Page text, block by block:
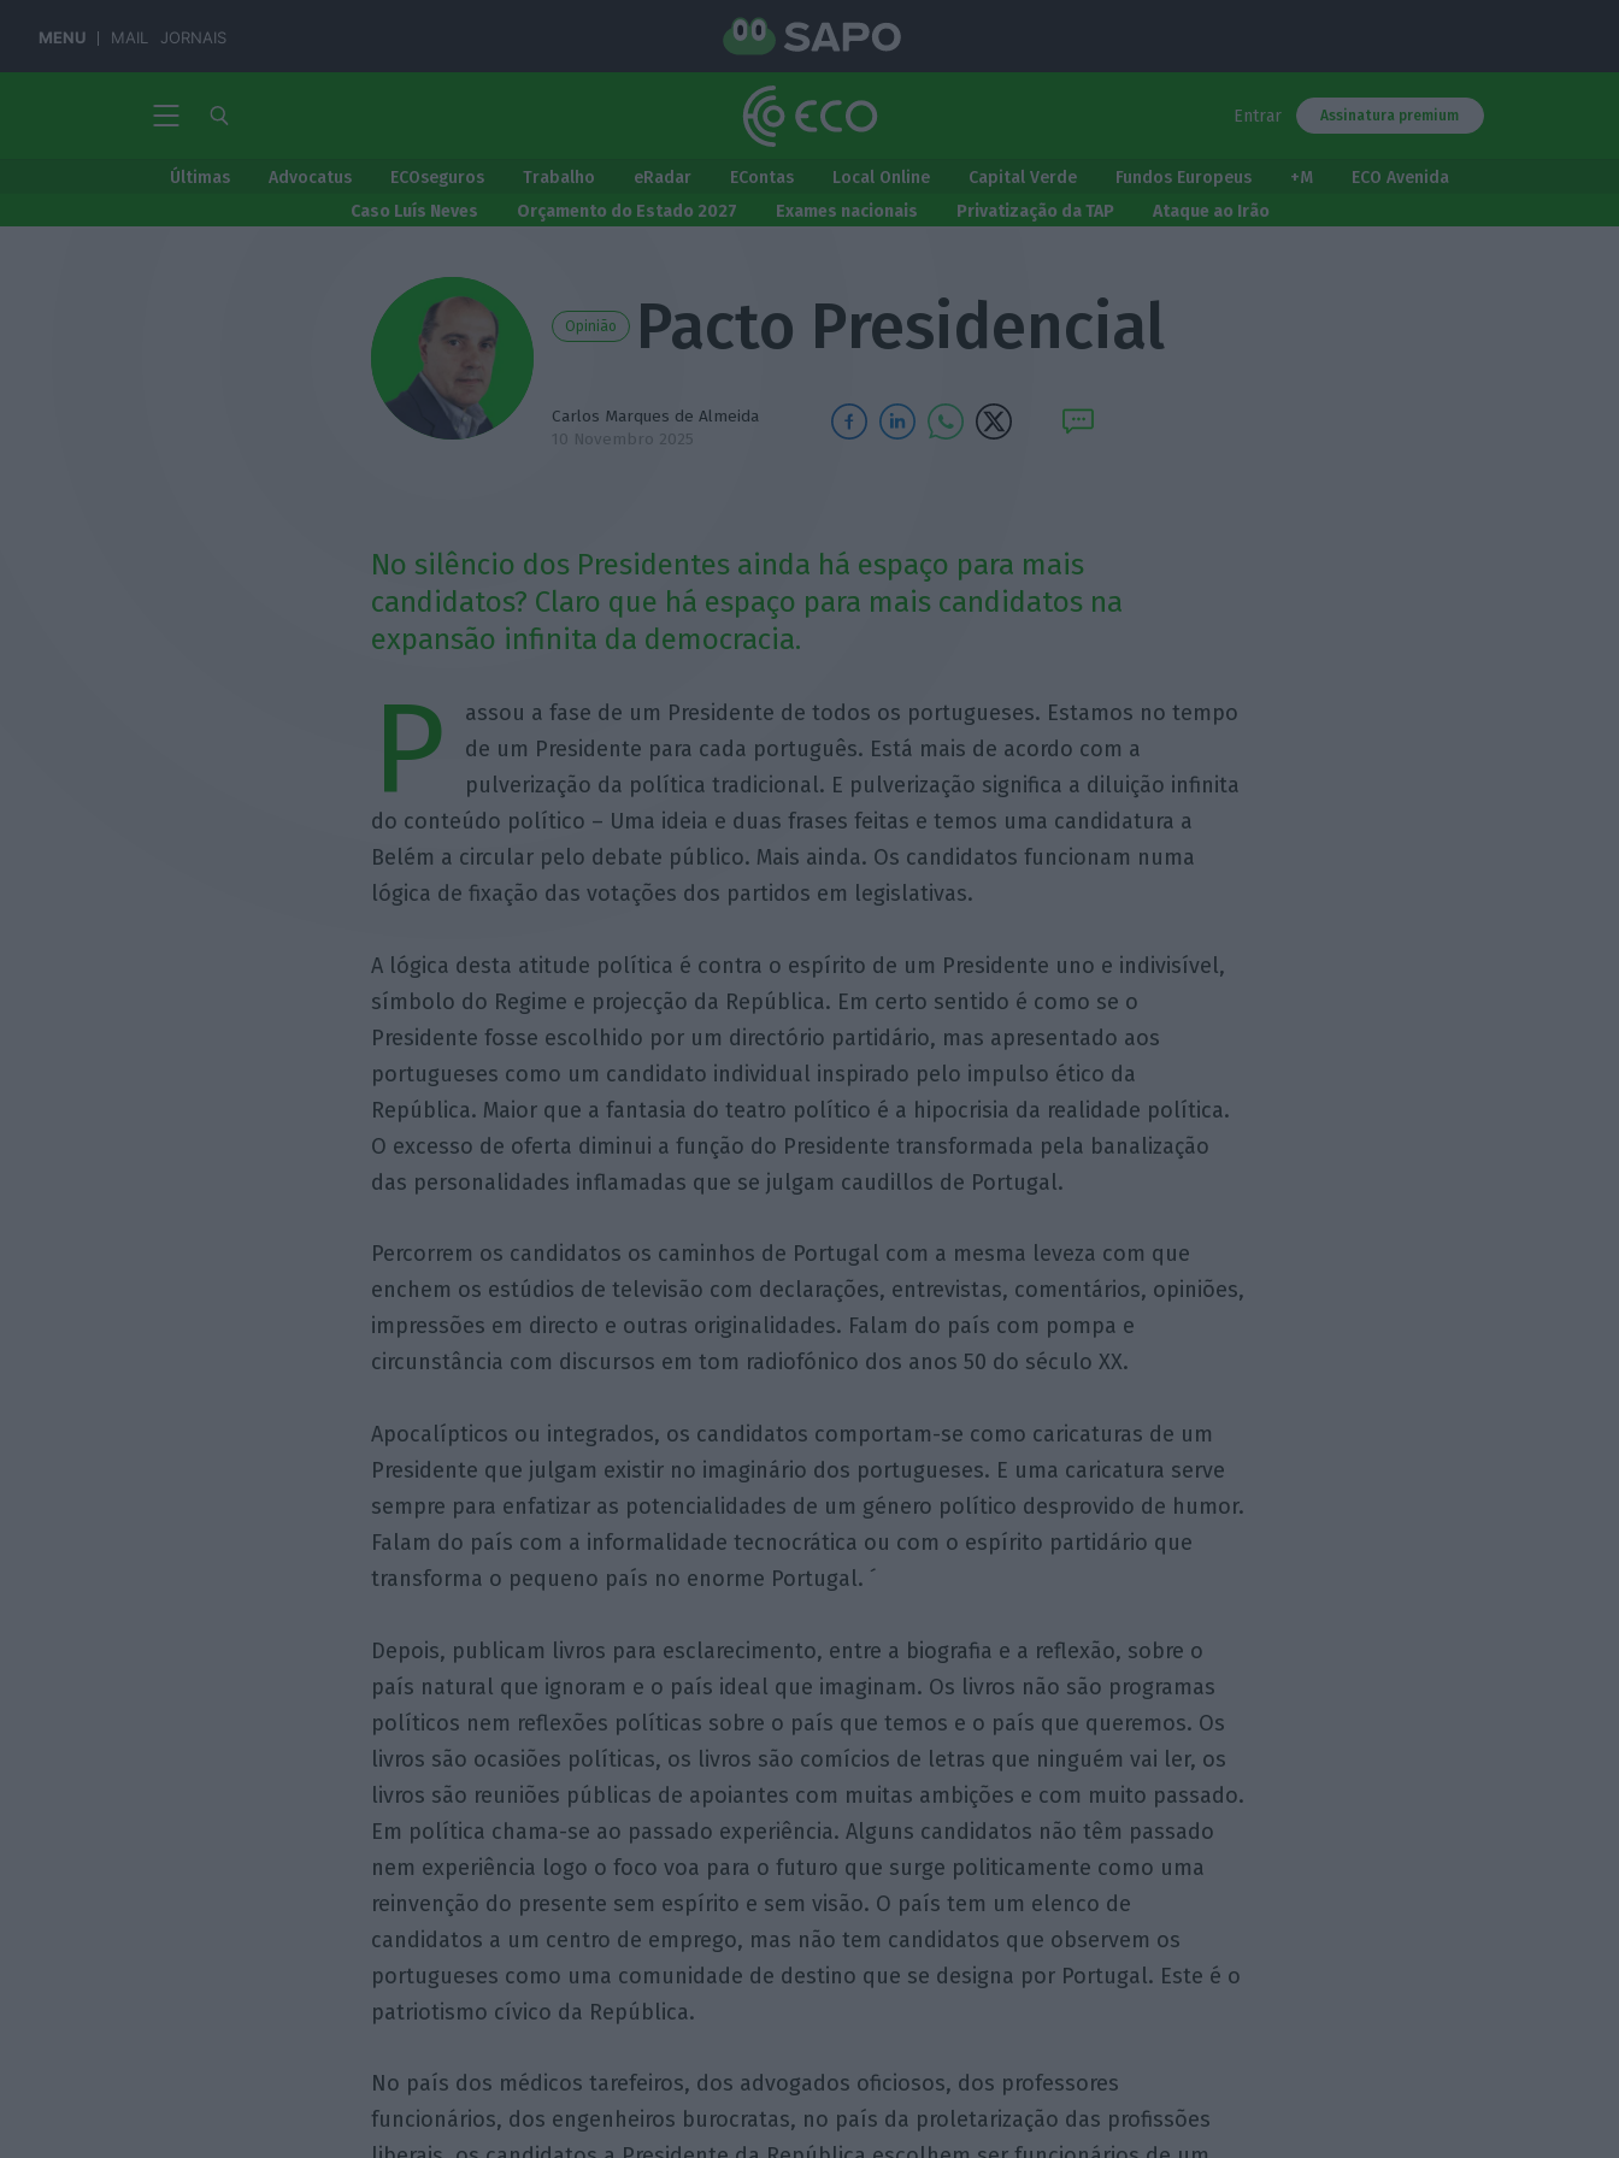
MENU MAIL JORNAIS
Entrar Assinatura premium
Últimas Advocatus ECOseguros Trabalho eRadar EContas Local Online Capital Verde Fundos Europeus +M
ECO Avenida
Caso Luís Neves
Orçamento do Estado 2027 Exames nacionais Privatização da TAP Ataque ao Irão
Opinião Pacto Presidencial
Carlos Marques de Almeida
10 Novembro 2025
No silêncio dos Presidentes ainda há espaço para mais
candidatos? Claro que há espaço para mais candidatos na
expansão infinita da democracia.
P
assou a fase de um Presidente de todos os portugueses. Estamos no tempo
de um Presidente para cada português. Está mais de acordo com a
pulverização da política tradicional. E pulverização significa a diluição infinita
do conteúdo político – Uma ideia e duas frases feitas e temos uma candidatura a
Belém a circular pelo debate público. Mais ainda. Os candidatos funcionam numa
lógica de fixação das votações dos partidos em legislativas.
A lógica desta atitude política é contra o espírito de um Presidente uno e indivisível,
símbolo do Regime e projecção da República. Em certo sentido é como se o
Presidente fosse escolhido por um directório partidário, mas apresentado aos
portugueses como um candidato individual inspirado pelo impulso ético da
República. Maior que a fantasia do teatro político é a hipocrisia da realidade política.
O excesso de oferta diminui a função do Presidente transformada pela banalização
das personalidades inflamadas que se julgam caudillos de Portugal.
Percorrem os candidatos os caminhos de Portugal com a mesma leveza com que
enchem os estúdios de televisão com declarações, entrevistas, comentários, opiniões,
impressões em directo e outras originalidades. Falam do país com pompa e
circunstância com discursos em tom radiofónico dos anos 50 do século XX.
Apocalípticos ou integrados, os candidatos comportam-se como caricaturas de um
Presidente que julgam existir no imaginário dos portugueses. E uma caricatura serve
sempre para enfatizar as potencialidades de um género político desprovido de humor.
Falam do país com a informalidade tecnocrática ou com o espírito partidário que
transforma o pequeno país no enorme Portugal. ´
Depois, publicam livros para esclarecimento, entre a biografia e a reflexão, sobre o
país natural que ignoram e o país ideal que imaginam. Os livros não são programas
políticos nem reflexões políticas sobre o país que temos e o país que queremos. Os
livros são ocasiões políticas, os livros são comícios de letras que ninguém vai ler, os
livros são reuniões públicas de apoiantes com muitas ambições e com muito passado.
Em política chama-se ao passado experiência. Alguns candidatos não têm passado
nem experiência logo o foco voa para o futuro que surge politicamente como uma
reinvenção do presente sem espírito e sem visão. O país tem um elenco de
candidatos a um centro de emprego, mas não tem candidatos que observem os
portugueses como uma comunidade de destino que se designa por Portugal. Este é o
patriotismo cívico da República.
No país dos médicos tarefeiros, dos advogados oficiosos, dos professores
funcionários, dos engenheiros burocratas, no país da proletarização das profissões